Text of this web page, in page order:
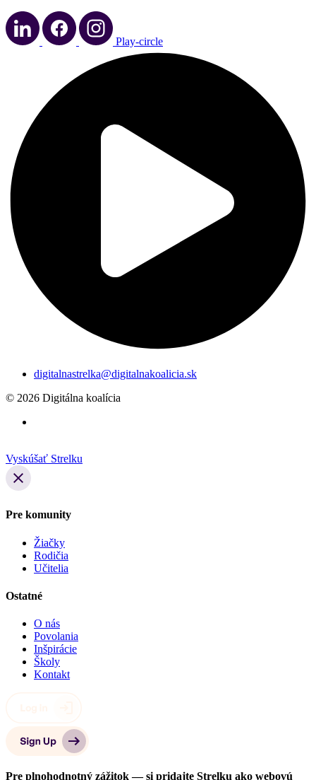
Play-circle
digitalnastrelka@digitalnakoalicia.sk
© 2026 Digitálna koalícia
Vyskúšať Strelku
Pre komunity
Žiačky
Rodičia
Učitelia
Ostatné
O nás
Povolania
Inšpirácie
Školy
Kontakt
Pre plnohodnotný zážitok — si pridajte Strelku ako webovú